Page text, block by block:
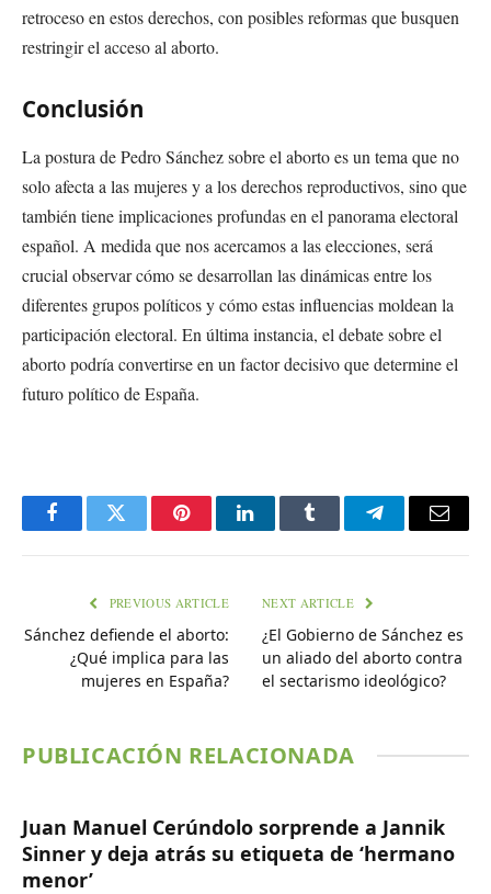
retroceso en estos derechos, con posibles reformas que busquen
restringir el acceso al aborto.
Conclusión
La postura de Pedro Sánchez sobre el aborto es un tema que no
solo afecta a las mujeres y a los derechos reproductivos, sino que
también tiene implicaciones profundas en el panorama electoral
español. A medida que nos acercamos a las elecciones, será
crucial observar cómo se desarrollan las dinámicas entre los
diferentes grupos políticos y cómo estas influencias moldean la
participación electoral. En última instancia, el debate sobre el
aborto podría convertirse en un factor decisivo que determine el
futuro político de España.
FacebookTwitter PinterestLinkedInTumblr TelegramEmail
PREVIOUS ARTICLE
Sánchez defiende el aborto:
¿Qué implica para las
mujeres en España?
NEXT ARTICLE
¿El Gobierno de Sánchez es
un aliado del aborto contra
el sectarismo ideológico?
PUBLICACIÓN RELACIONADA
Juan Manuel Cerúndolo sorprende a Jannik
Sinner y deja atrás su etiqueta de ‘hermano
menor’